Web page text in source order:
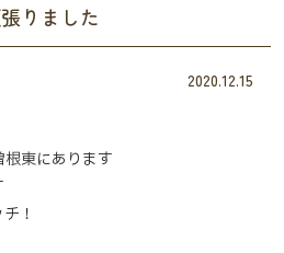
りました
2020.12.15
東にあります
！